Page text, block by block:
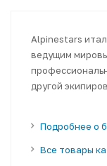
Alpinestars
ведущим
другой
Подробнее о
Все товары